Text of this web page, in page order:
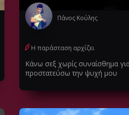
Πάνος Κούλης
Η παράσταση αρχίζει
Κάνω σεξ χωρίς συναίσθημα
προστατεύσω την ψυχή μου